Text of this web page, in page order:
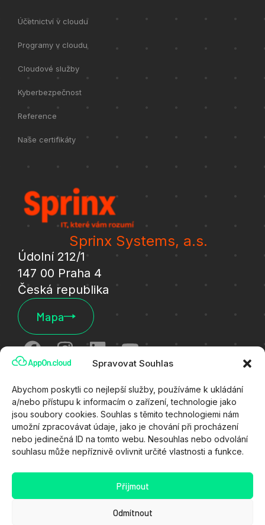
Spravovat Souhlas
Abychom poskytli co nejlepší služby, používáme k ukládání
a/nebo přístupu k informacím o zařízení, technologie jako
jsou soubory cookies. Souhlas s těmito technologiemi nám
umožní zpracovávat údaje, jako je chování při procházení
nebo jedinečná ID na tomto webu. Nesouhlas nebo odvolání
souhlasu může nepříznivě ovlivnit určité vlastnosti a funkce.
Přijmout
Odmítnout
Účetnictví v cloudu
Programy v cloudu
Cloudové služby
Kyberbezpečnost
Reference
Naše certifikáty
Sprinx Systems, a.s.
Údolní 212/1
147 00 Praha 4
Česká republika
Mapa
Cookies
Ochrana osobních údajů
Všeobecné technické podmínky
Zákaznický portál